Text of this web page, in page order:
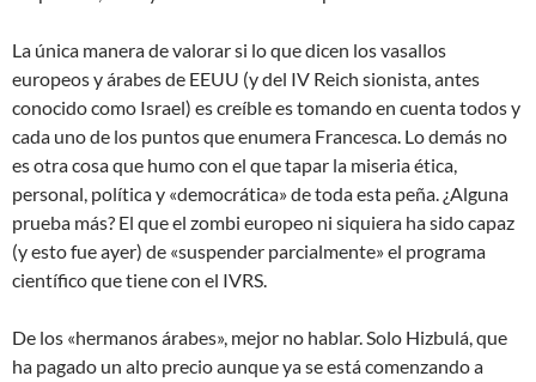
La única manera de valorar si lo que dicen los vasallos
europeos y árabes de EEUU (y del IV Reich sionista, antes
conocido como Israel) es creíble es tomando en cuenta todos y
cada uno de los puntos que enumera Francesca. Lo demás no
es otra cosa que humo con el que tapar la miseria ética,
personal, política y «democrática» de toda esta peña. ¿Alguna
prueba más? El que el zombi europeo ni siquiera ha sido capaz
(y esto fue ayer) de «suspender parcialmente» el programa
científico que tiene con el IVRS.
De los «hermanos árabes», mejor no hablar. Solo Hizbulá, que
ha pagado un alto precio aunque ya se está comenzando a